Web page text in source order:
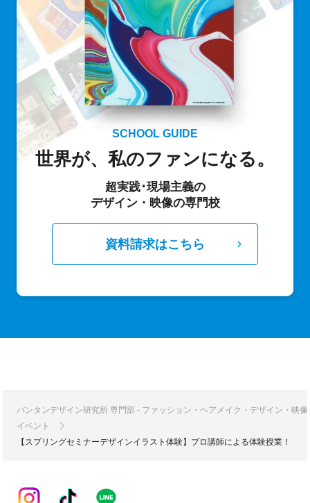
SCHOOL GUIDE
世界が、私のファンになる。
超実践･現場主義の
デザイン・映像の専門校
資料請求はこちら
バンタンデザイン研究所 専門部 - ファッション・ヘアメイク・デザイン・映
イベント
【スプリングセミナーデザインイラスト体験】プロ講師による体験授業！